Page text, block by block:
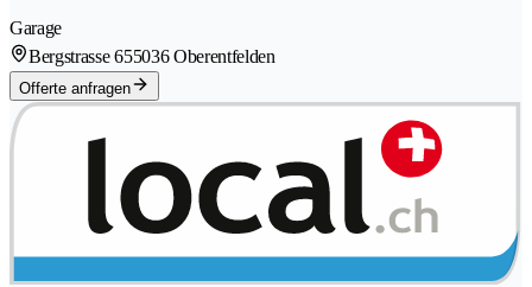
Garage
Bergstrasse 655036 Oberentfelden
Offerte anfragen